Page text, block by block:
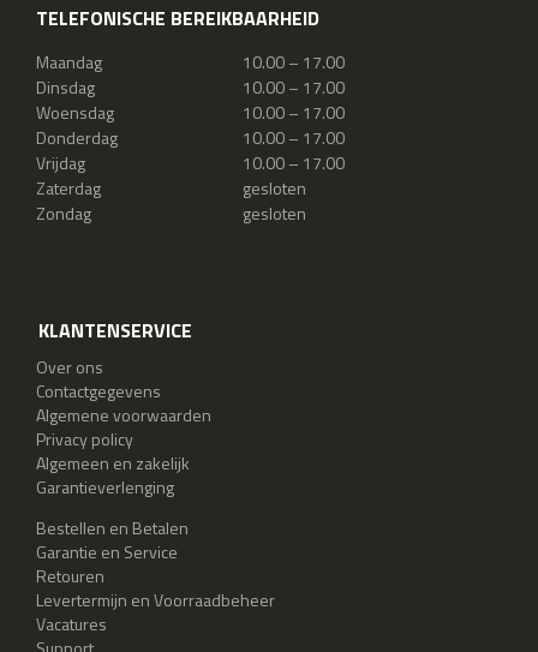
TELEFONISCHE BEREIKBAARHEID
Maandag
10.00 – 17.00
Dinsdag
10.00 – 17.00
Woensdag
10.00 – 17.00
Donderdag
10.00 – 17.00
Vrijdag
10.00 – 17.00
Zaterdag
gesloten
Zondag
gesloten
KLANTENSERVICE
Over ons
Contactgegevens
Algemene voorwaarden
Privacy policy
Algemeen en zakelijk
Garantieverlenging
Bestellen en Betalen
Garantie en Service
Retouren
Levertermijn en Voorraadbeheer
Vacatures